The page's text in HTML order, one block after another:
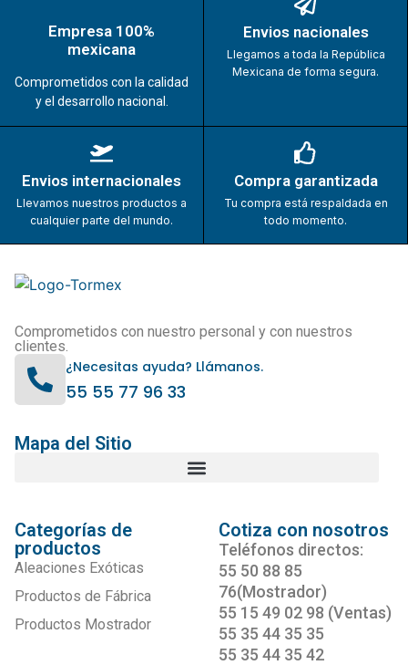
Empresa 100%
mexicana
Comprometidos con la calidad
y el desarrollo nacional.
Envios nacionales
Llegamos a toda la República
Mexicana de forma segura.
Envios internacionales
Llevamos nuestros productos a
cualquier parte del mundo.
Compra garantizada
Tu compra está respaldada en
todo momento.
Comprometidos con nuestro personal y con nuestros
clientes.
¿Necesitas ayuda? Llámanos.
55 55 77 96 33
Mapa del Sitio
Categorías de
productos
Aleaciones Exóticas
Productos de Fábrica
Productos Mostrador
Cotiza con nosotros
Teléfonos directos:
55 50 88 85
76(Mostrador)
55 15 49 02 98 (Ventas)
55 35 44 35 35
55 35 44 35 42